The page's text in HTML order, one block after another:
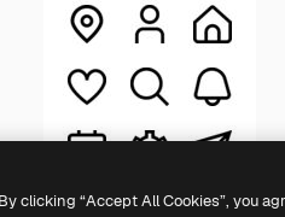
Straight Regular
By clicking “Accept All Cookies”, you